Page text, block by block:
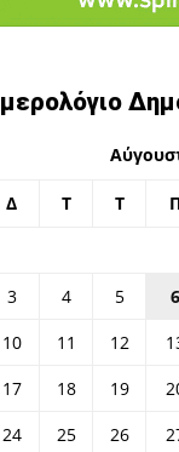
Δ Τ Τ
3
4 5 6
10
11 12
17
18 19
24
25 26